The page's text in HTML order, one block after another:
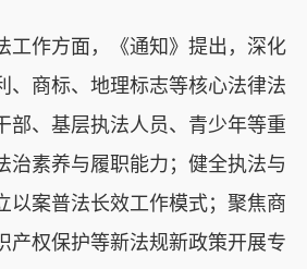
作方面，《通知》提出，深化
、商标、地理标志等核心法律法
部、基层执法人员、青少年等重
治素养与履职能力；健全执法与
以案普法长效工作模式；聚焦商
产权保护等新法规新政策开展专